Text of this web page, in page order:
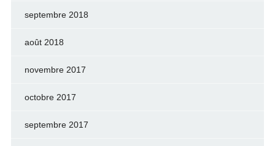
septembre 2018
août 2018
novembre 2017
octobre 2017
septembre 2017